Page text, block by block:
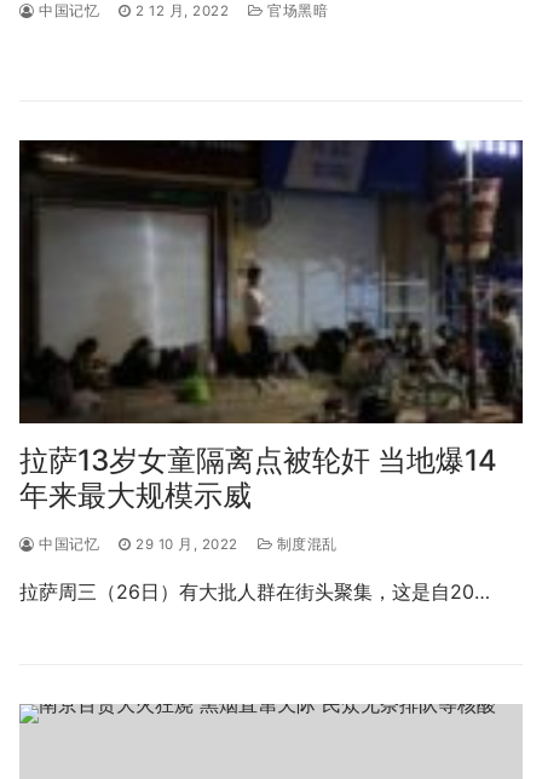
中国记忆 2 12 月, 2022 官场黑暗
拉萨13岁女童隔离点被轮奸 当地爆14
年来最大规模示威
中国记忆 29 10 月, 2022 制度混乱
拉萨周三（26日）有大批人群在街头聚集，这是自20…